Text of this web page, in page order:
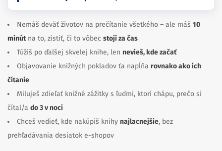
Nemáš deväť životov na prečítanie všetkého – ale máš 10
minútna to, zistiť, či to vôbec stojí za čas
Túžiš po ďalšej skvelej knihe, len nevieš, kde začať
Objavovanie knižných pokladov ťa napĺňa rovnako ako ich
čítanie
Miluješ zdieľať knižné zážitky s ľuďmi, ktorí chápu, prečo si
čítal/a do 3 v noci
Chceš vedieť, kde nakúpiš knihy najlacnejšie, bez
prehľadávania desiatok e-shopov